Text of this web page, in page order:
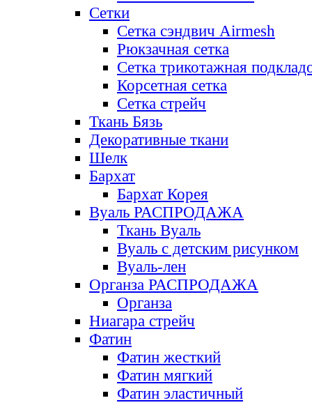
Сетки
Сетка сэндвич Airmesh
Рюкзачная сетка
Сетка трикотажная
Корсетная сетка
Сетка стрейч
Ткань Бязь
Декоративные ткани
Шелк
Бархат
Бархат Корея
Вуаль РАСПРОДАЖА
Ткань Вуаль
Вуаль с детским рисунком
Вуаль-лен
Органза РАСПРОДАЖА
Органза
Ниагара стрейч
Фатин
Фатин жесткий
Фатин мягкий
Фатин элаcтичный